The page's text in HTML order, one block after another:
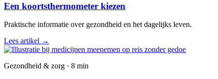
Een koortsthermometer kiezen
Praktische informatie over gezondheid en het dagelijks leven.
Lees artikel →
Gezondheid & zorg · 8 min